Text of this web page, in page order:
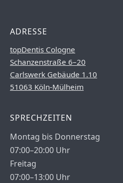
ADRESSE
topDentis Cologne
Schanzenstraße 6–20
Carlswerk Gebäude 1.10
51063 Köln-Mülheim
SPRECHZEITEN
Montag bis Donnerstag
07:00–20:00 Uhr
Freitag
07:00–13:00 Uhr